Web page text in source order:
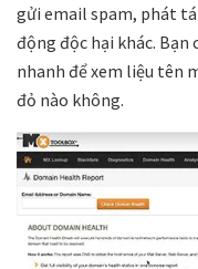
gửi email spam, phát
động độc hại khác.
nhanh để xem liệu tên
đỏ nào không.